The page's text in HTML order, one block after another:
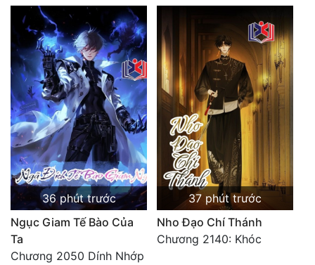
36 phút trước
Ngục Giam Tế Bào Của
Ta
Chương 2050 Dính Nhớp
37 phút trước
Nho Đạo Chí Thánh
Chương 2140: Khóc